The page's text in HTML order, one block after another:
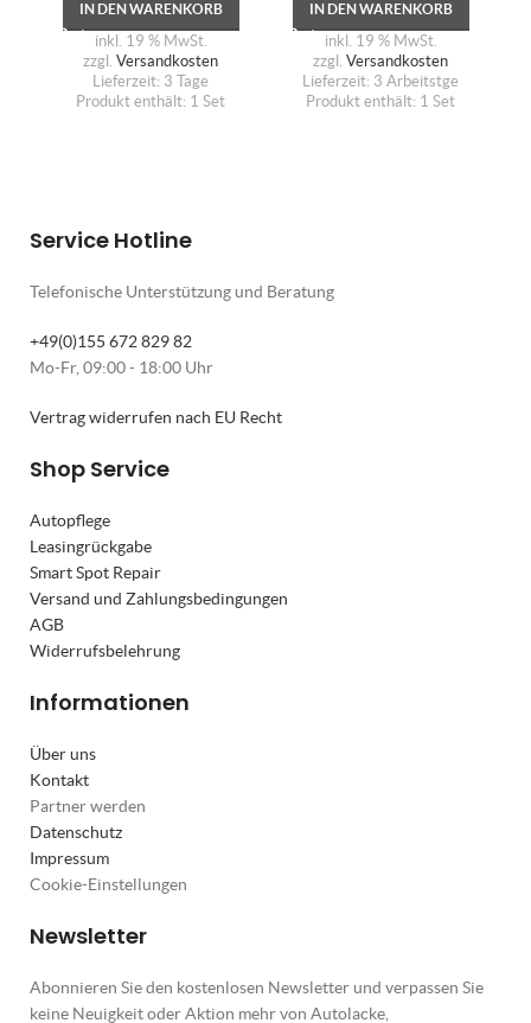
IN DEN WARENKORB
inkl. 19 % MwSt.
zzgl. Versandkosten
Lieferzeit: 3 Tage
Produkt enthält: 1 Set
IN DEN WARENKORB
inkl. 19 % MwSt.
zzgl. Versandkosten
Lieferzeit: 3 Arbeitstge
Produkt enthält: 1 Set
Service Hotline
Telefonische Unterstützung und Beratung
+49(0)155 672 829 82
Mo-Fr, 09:00 - 18:00 Uhr
Vertrag widerrufen nach EU Recht
Shop Service
Autopflege
Leasingrückgabe
Smart Spot Repair
Versand und Zahlungsbedingungen
AGB
Widerrufsbelehrung
Informationen
Über uns
Kontakt
Partner werden
Datenschutz
Impressum
Cookie-Einstellungen
Newsletter
Abonnieren Sie den kostenlosen Newsletter und verpassen Sie
keine Neuigkeit oder Aktion mehr von Autolacke,